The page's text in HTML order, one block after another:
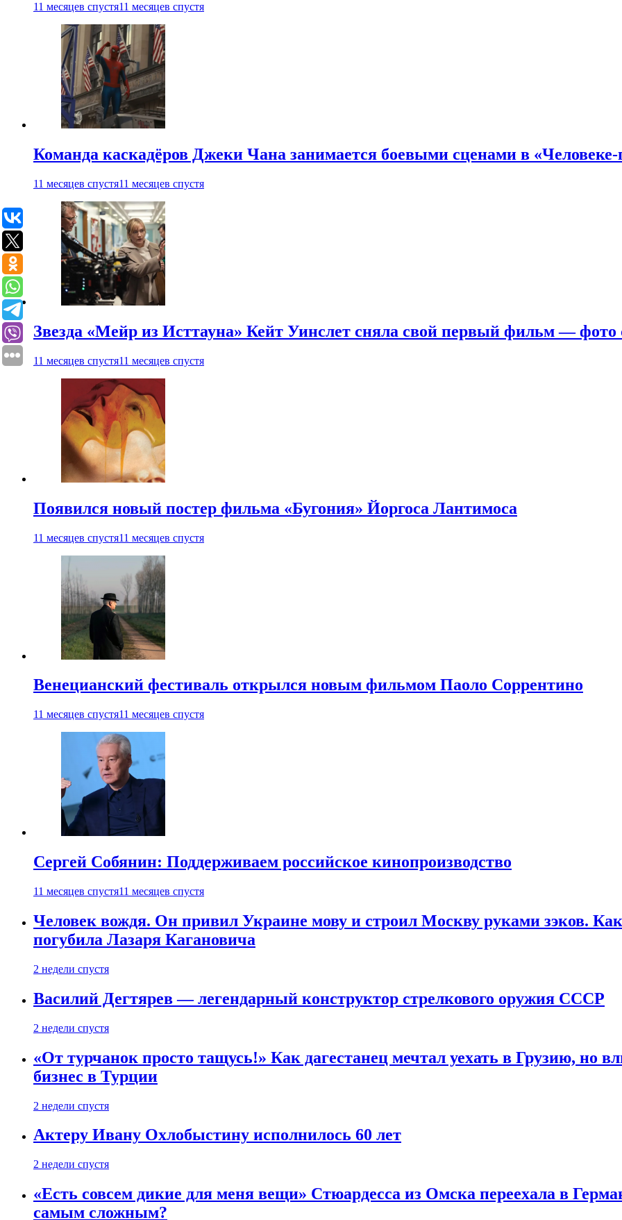
11 месяцев спустя11 месяцев спустя
Команда каскадёров Джеки Чана занимается боевыми сценами в «Человеке-
11 месяцев спустя11 месяцев спустя
Звезда «Мейр из Исттауна» Кейт Уинслет сняла свой первый фильм — фото
11 месяцев спустя11 месяцев спустя
Появился новый постер фильма «Бугония» Йоргоса Лантимоса
11 месяцев спустя11 месяцев спустя
Венецианский фестиваль открылся новым фильмом Паоло Соррентино
11 месяцев спустя11 месяцев спустя
Сергей Собянин: Поддерживаем российское кинопроизводство
11 месяцев спустя11 месяцев спустя
Человек вождя. Он привил Украине мову и строил Москву руками зэков.
погубила Лазаря Кагановича
2 недели спустя
Василий Дегтярев — легендарный конструктор стрелкового оружия СССР
2 недели спустя
«От турчанок просто тащусь!» Как дагестанец мечтал уехать в Грузию, но
бизнес в Турции
2 недели спустя
Актеру Ивану Охлобыстину исполнилось 60 лет
2 недели спустя
«Есть совсем дикие для меня вещи» Стюардесса из Омска переехала в
самым сложным?